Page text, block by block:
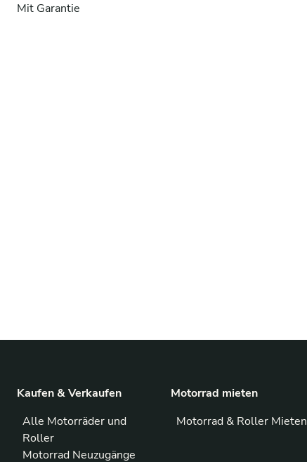
Mit Garantie
Kaufen & Verkaufen
Alle Motorräder und
Roller
Motorrad Neuzugänge
Motorrad mieten
Motorrad & Roller Mieten